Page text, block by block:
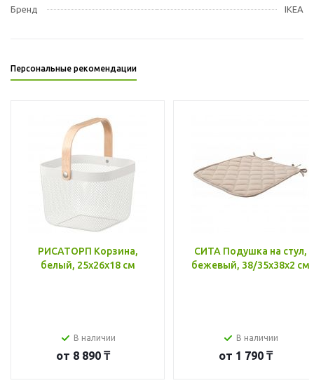
Бренд IKEA
Персональные рекомендации
РИСАТОРП Корзина,
белый, 25x26x18 см
В наличии
от 8 890 ₸
СИТА Подушка на стул,
бежевый, 38/35x38x2 см
В наличии
от 1 790 ₸